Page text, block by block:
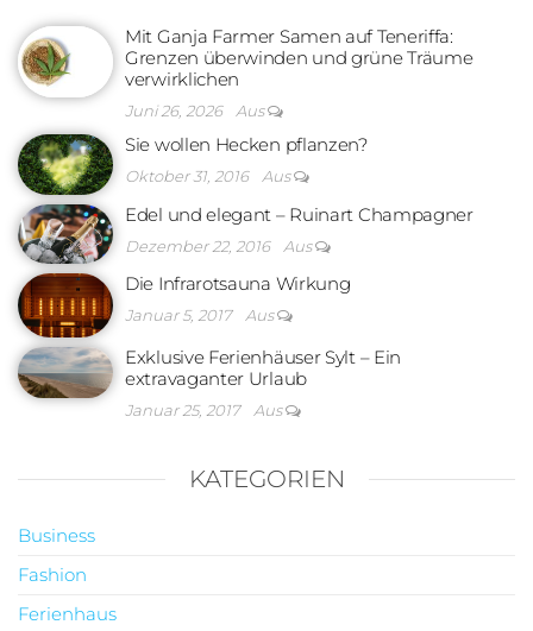
Mit Ganja Farmer Samen auf Teneriffa:
Grenzen überwinden und grüne Träume
verwirklichen
Juni 26, 2026 Aus
Sie wollen Hecken pflanzen?
Oktober 31, 2016 Aus
Edel und elegant – Ruinart Champagner
Dezember 22, 2016 Aus
Die Infrarotsauna Wirkung
Januar 5, 2017 Aus
Exklusive Ferienhäuser Sylt – Ein
extravaganter Urlaub
Januar 25, 2017 Aus
KATEGORIEN
Business
Fashion
Ferienhaus